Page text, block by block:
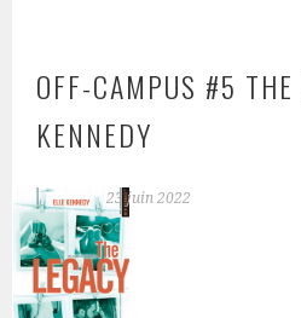
OFF-CAMPUS #5 THE
KENNEDY
23 juin 2022